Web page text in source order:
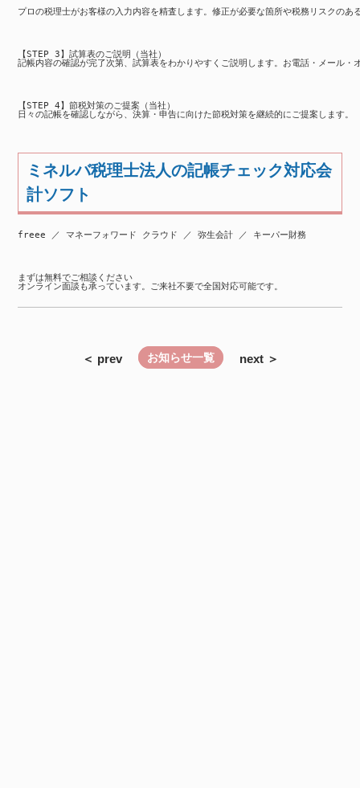
ミネルバ税理士法人の記帳チェック対応会
計ソフト
まずは無料でご相談ください
＜ prev お知らせ一覧 next ＞